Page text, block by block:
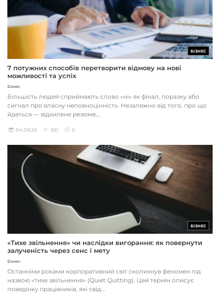
БІЗНЕС
7 потужних способів перетворити відмову на нові
можливості та успіх
Бізнес
Більшість людей сприймають слово «ні» як фінал, поразку або
сигнал про власну неповноцінність. Незалежно від того, про що
йдеться — відхилене резюме,...
04.08.26 651 0
БІЗНЕС
«Тихе звільнення» чи наслідки вигорання: як повернути
залученість через сенс і мету
Бізнес
Останніми роками корпоративний світ сколихнув феномен під
назвою «тихе звільнення» (Quiet Quitting). Цей термін описує
поведінку працівників, які свід...